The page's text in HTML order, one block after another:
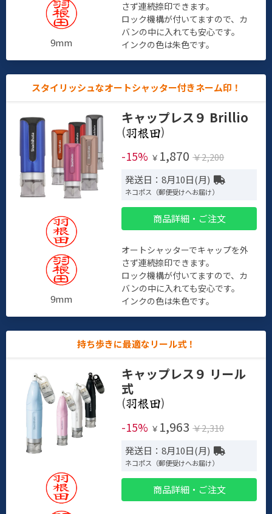
9mm
さず連続捺印できます。
ロック機構が付いてますので、カ
バンの中に入れても安心です。
インクの色は朱色です。
スタイリッシュなオートシャッター付きネーム印！
9mm
キャップレス９ Brillio
(
)
-15% ￥ 1,870 ￥2,200
発送日：8月10日(月)
ネコポス（郵便受けへお届け）
商品詳細・ご注文
オートシャッターでキャップを外
さず連続捺印できます。
ロック機構が付いてますので、カ
バンの中に入れても安心です。
インクの色は朱色です。
持ち歩きに最適なリール式！
キャップレス９ リール
式
(
)
-15% ￥ 1,963 ￥2,310
発送日：8月10日(月)
ネコポス（郵便受けへお届け）
商品詳細・ご注文